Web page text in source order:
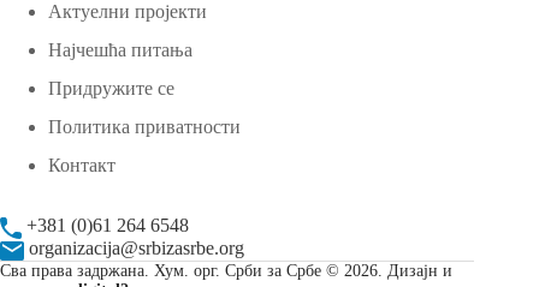
Актуелни пројекти
Најчешћа питања
Придружите се
Политика приватности
Контакт
+381 (0)61 264 6548
organizacija@srbizasrbe.org
Сва права задржана. Хум. орг. Срби за Србе © 2026. Дизајн и